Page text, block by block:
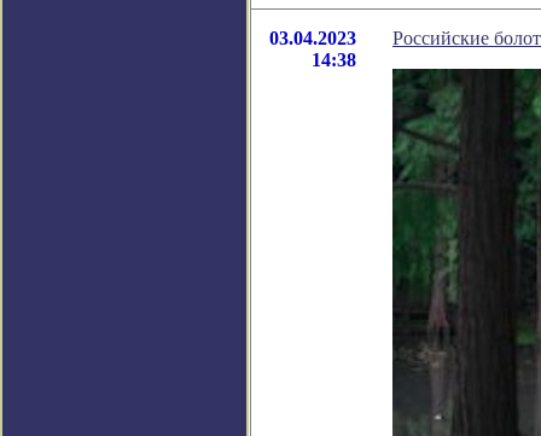
03.04.2023
14:38
Российские